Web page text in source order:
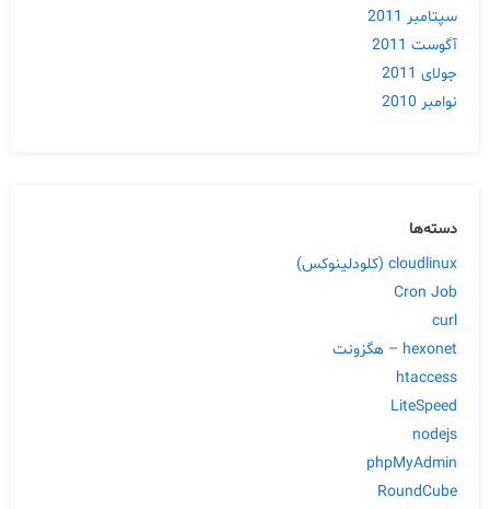
سپتامبر 2011
آگوست 2011
جولای 2011
نوامبر 2010
دسته‌ها
cloudlinux (کلودلینوکس)
Cron Job
curl
hexonet – هگزونت
htaccess
LiteSpeed
nodejs
phpMyAdmin
RoundCube